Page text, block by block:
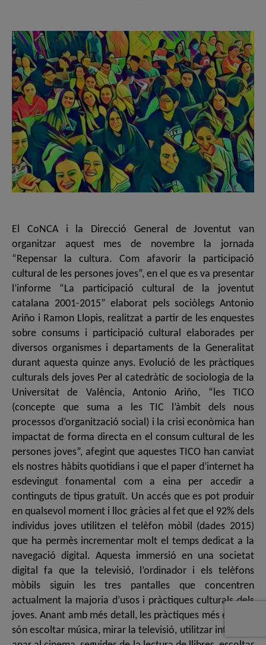
El CoNCA i la Direcció General de Joventut van
organitzar aquest mes de novembre la jornada
“Repensar la cultura. Com afavorir la participació
cultural de les persones joves”, en el que es va presentar
l’informe “La participació cultural de la joventut
catalana 2001-2015” elaborat pels sociòlegs Antonio
Ariño i Ramon Llopis, realitzat a partir de les enquestes
sobre consums i participació cultural elaborades per
diversos organismes i departaments de la Generalitat
durant aquesta quinze anys. Evolució de les pràctiques
culturals dels joves Per al catedràtic de sociologia de la
Universitat de València, Antonio Ariño, “les TICO
(concepte que suma a les TIC l’àmbit dels nous
processos d’organització social) i la crisi econòmica han
impactat de forma directa en el consum cultural de les
persones joves”, afegint que aquestes TICO han canviat
els nostres hàbits quotidians i que el paper d’internet ha
esdevingut fonamental com a eina per accedir a
continguts de tipus gratuït. Un accés que es pot produir
en qualsevol moment i lloc gràcies al fet que el 92% dels
individus joves utilitzen el telèfon mòbil (dades 2015)
que ha permès incrementar molt el temps dedicat a la
navegació digital. Aquesta immersió en una societat
digital fa que la televisió, l’ordinador i els telèfons
mòbils siguin les tres pantalles que concentren
actualment la majoria d’usos i pràctiques culturals dels
joves. Anant amb més detall, les pràctiques més esteses
són escoltar música, mirar la televisió, utilitzar internet i